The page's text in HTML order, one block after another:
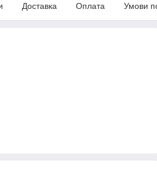
Доставка Оплата Умови